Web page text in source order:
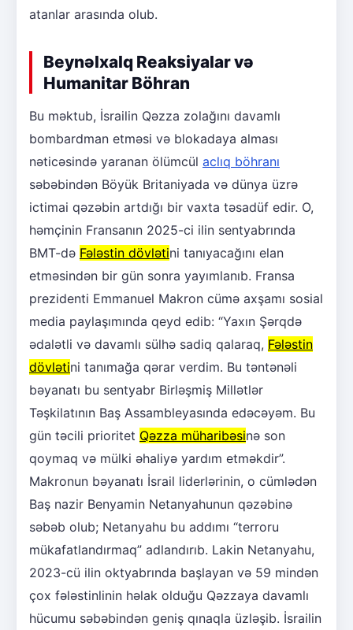
atanlar arasında olub.
Beynəlxalq Reaksiyalar və
Humanitar Böhran
Bu məktub, İsrailin Qəzza zolağını davamlı
bombardman etməsi və blokadaya alması
nəticəsində yaranan ölümcül aclıq böhranı
səbəbindən Böyük Britaniyada və dünya üzrə
ictimai qəzəbin artdığı bir vaxta təsadüf edir. O,
həmçinin Fransanın 2025-ci ilin sentyabrında
BMT-də Fələstin dövlətini tanıyacağını elan
etməsindən bir gün sonra yayımlanıb. Fransa
prezidenti Emmanuel Makron cümə axşamı sosial
media paylaşımında qeyd edib: “Yaxın Şərqdə
ədalətli və davamlı sülhə sadiq qalaraq, Fələstin
dövlətini tanımağa qərar verdim. Bu təntənəli
bəyanatı bu sentyabr Birləşmiş Millətlər
Təşkilatının Baş Assambleyasında edəcəyəm. Bu
gün təcili prioritet Qəzza müharibəsinə son
qoymaq və mülki əhaliyə yardım etməkdir”.
Makronun bəyanatı İsrail liderlərinin, o cümlədən
Baş nazir Benyamin Netanyahunun qəzəbinə
səbəb olub; Netanyahu bu addımı “terroru
mükafatlandırmaq” adlandırıb. Lakin Netanyahu,
2023-cü ilin oktyabrında başlayan və 59 mindən
çox fələstinlinin həlak olduğu Qəzzaya davamlı
hücumu səbəbindən geniş qınaqla üzləşib. İsrailin